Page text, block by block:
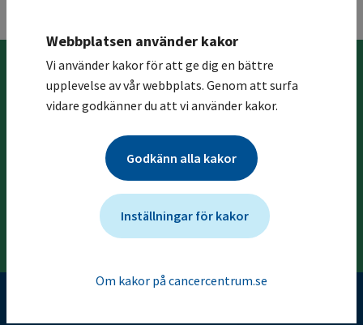
Föregående kapitel
19 Vårdprogramgruppen
Webbplatsen använder kakor
Vi använder kakor för att ge dig en bättre
upplevelse av vår webbplats. Genom att surfa
vidare godkänner du att vi använder kakor.
Godkänn alla kakor
Inställningar för kakor
Om kakor på cancercentrum.se